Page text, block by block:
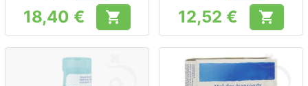
Prix
18,40 €  Prix
12,52 € 